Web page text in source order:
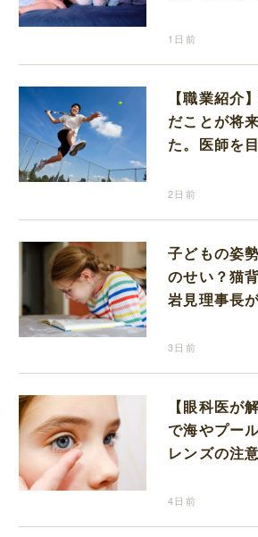
1日前
【職業紹介
だことが将
た。医師を
2日前
子どもの姿
のせい？猫
岩見理事長
3日前
【眼科医が
で海やプー
レンズの注
4日前